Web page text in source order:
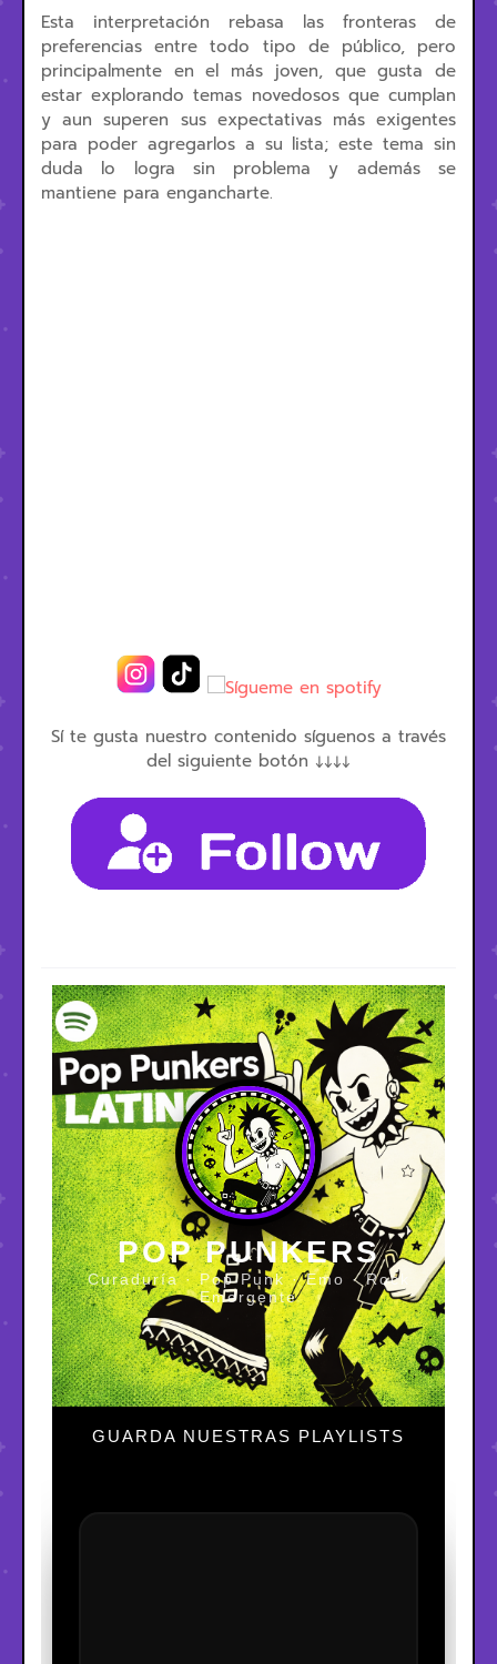
Esta interpretación rebasa las fronteras de
preferencias entre todo tipo de público, pero
principalmente en el más joven, que gusta de
estar explorando temas novedosos que cumplan
y aun superen sus expectativas más exigentes
para poder agregarlos a su lista; este tema sin
duda lo logra sin problema y además se
mantiene para engancharte.
Sí te gusta nuestro contenido síguenos a través
del siguiente botón ↓↓↓↓
POP PUNKERS
Curaduría · Pop Punk · Emo · Rock
Emergente
GUARDA NUESTRAS PLAYLISTS